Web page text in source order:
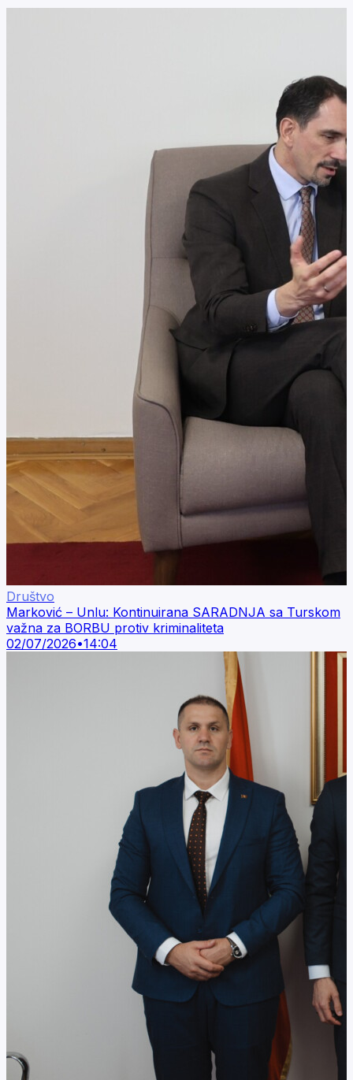
Društvo
Marković – Unlu: Kontinuirana SARADNJA sa Turskom
važna za BORBU protiv kriminaliteta
02/07/2026•14:04